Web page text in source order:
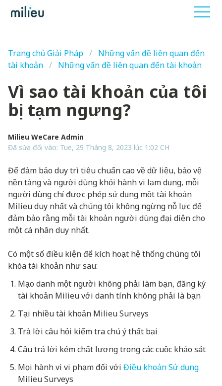
Trang chủ Giải Pháp
Những vấn đề liên quan đến
tài khoản
Những vấn đề liên quan đến tài khoản
Vì sao tài khoản của tôi
bị tạm ngưng?
Milieu WeCare Admin
Đã sửa đổi vào: Tue, 29 Tháng 8, 2023 lúc 1:02 CH
Để đảm bảo duy trì tiêu chuẩn cao về dữ liệu, bảo vệ
nền tảng và người dùng khỏi hành vi lạm dụng, mỗi
người dùng chỉ được phép sử dụng một tài khoản
Milieu duy nhất và chúng tôi không ngừng nỗ lực để
đảm bảo rằng mỗi tài khoản người dùng đại diện cho
một cá nhân duy nhất.
Có một số điều kiện để kích hoạt hệ thống chúng tôi
khóa tài khoản như sau:
Mạo danh một người không phải làm bạn, đăng ký
tài khoản Milieu với danh tính không phải là bạn
Tại nhiều tài khoản Milieu Surveys
Trả lời câu hỏi kiểm tra chú ý thất bại
Câu trả lời kém chất lượng trong các cuộc khảo sát
Mọi hành vi vi phạm đối với Điều khoản Sử dụng
Milieu Surveys